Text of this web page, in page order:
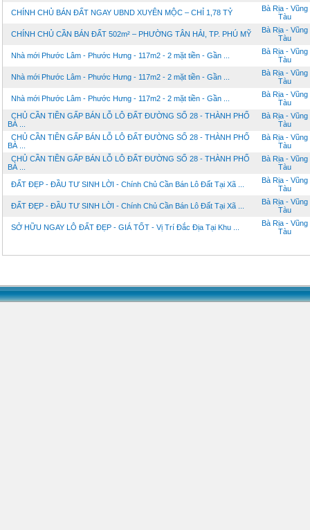
CHÍNH CHỦ BÁN ĐẤT NGAY UBND XUYÊN MỘC – CHỈ 1,78 TỶ
Bà Rịa - Vũng
Tàu
CHÍNH CHỦ CẦN BÁN ĐẤT 502m² – PHƯỜNG TÂN HẢI, TP. PHÚ MỸ
Bà Rịa - Vũng
Tàu
Nhà mới Phước Lâm - Phước Hưng - 117m2 - 2 mặt tiền - Gần ...
Bà Rịa - Vũng
Tàu
Nhà mới Phước Lâm - Phước Hưng - 117m2 - 2 mặt tiền - Gần ...
Bà Rịa - Vũng
Tàu
Nhà mới Phước Lâm - Phước Hưng - 117m2 - 2 mặt tiền - Gần ...
Bà Rịa - Vũng
Tàu
CHỦ CẦN TIỀN GẤP BÁN LỖ LÔ ĐẤT ĐƯỜNG SỐ 28 - THÀNH PHỐ
BÀ ...
Bà Rịa - Vũng
Tàu
CHỦ CẦN TIỀN GẤP BÁN LỖ LÔ ĐẤT ĐƯỜNG SỐ 28 - THÀNH PHỐ
BÀ ...
Bà Rịa - Vũng
Tàu
CHỦ CẦN TIỀN GẤP BÁN LỖ LÔ ĐẤT ĐƯỜNG SỐ 28 - THÀNH PHỐ
BÀ ...
Bà Rịa - Vũng
Tàu
ĐẤT ĐẸP - ĐẦU TƯ SINH LỜI - Chính Chủ Cần Bán Lô Đất Tại Xã ...
Bà Rịa - Vũng
Tàu
ĐẤT ĐẸP - ĐẦU TƯ SINH LỜI - Chính Chủ Cần Bán Lô Đất Tại Xã ...
Bà Rịa - Vũng
Tàu
SỞ HỮU NGAY LÔ ĐẤT ĐẸP - GIÁ TỐT - Vị Trí Đắc Địa Tại Khu ...
Bà Rịa - Vũng
Tàu